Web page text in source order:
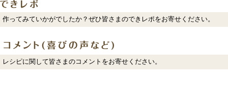
作ってみていかがでしたか？ぜひ皆さまのできレポをお寄せください。
レシピに関して皆さまのコメントをお寄せください。